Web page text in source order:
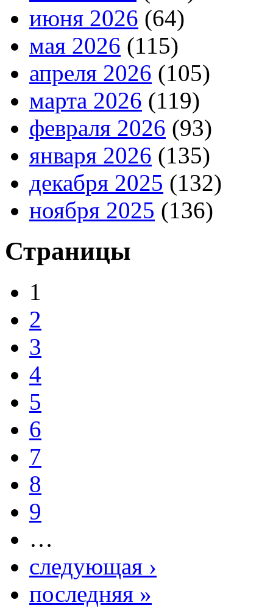
июня 2026 (64)
мая 2026 (115)
апреля 2026 (105)
марта 2026 (119)
февраля 2026 (93)
января 2026 (135)
декабря 2025 (132)
ноября 2025 (136)
Страницы
1
2
3
4
5
6
7
8
9
…
следующая ›
последняя »